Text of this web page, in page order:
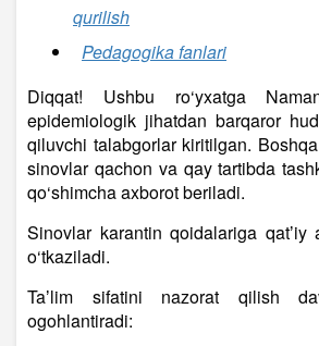
qurilish
Pedagogika fanlari
Diqqat! Ushbu ro‘yxatga
epidemiologik jihatdan barqaror
qiluvchi talabgorlar kiritilgan.
sinovlar qachon va qay tartibda
qo‘shimcha axborot beriladi.
Sinovlar karantin qoidalariga
o‘tkaziladi.
Taʼlim sifatini nazorat qilish
ogohlantiradi: